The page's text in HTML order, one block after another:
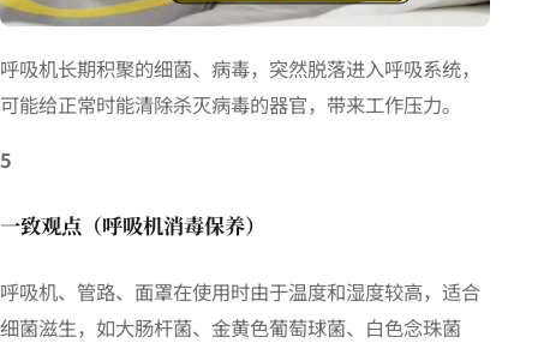
呼吸机长期积聚的细菌、病毒，突然脱落进入呼吸系统，
可能给正常时能清除杀灭病毒的器官，带来工作压力。
5
一致观点 （呼吸机消毒保养）
呼吸机、管路、面罩在使用时由于温度和湿度较高，适合
细菌滋生，如大肠杆菌、金黄色葡萄球菌、白色念珠菌